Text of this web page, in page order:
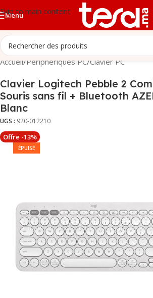
Skip to main content
Menu
Accueil/Périphériques PC/Clavier PC
Clavier Logitech Pebble 2
Souris sans fil + Bluetooth
Blanc
UGS : 920-012210
Offre -13%
ÉPUISÉ